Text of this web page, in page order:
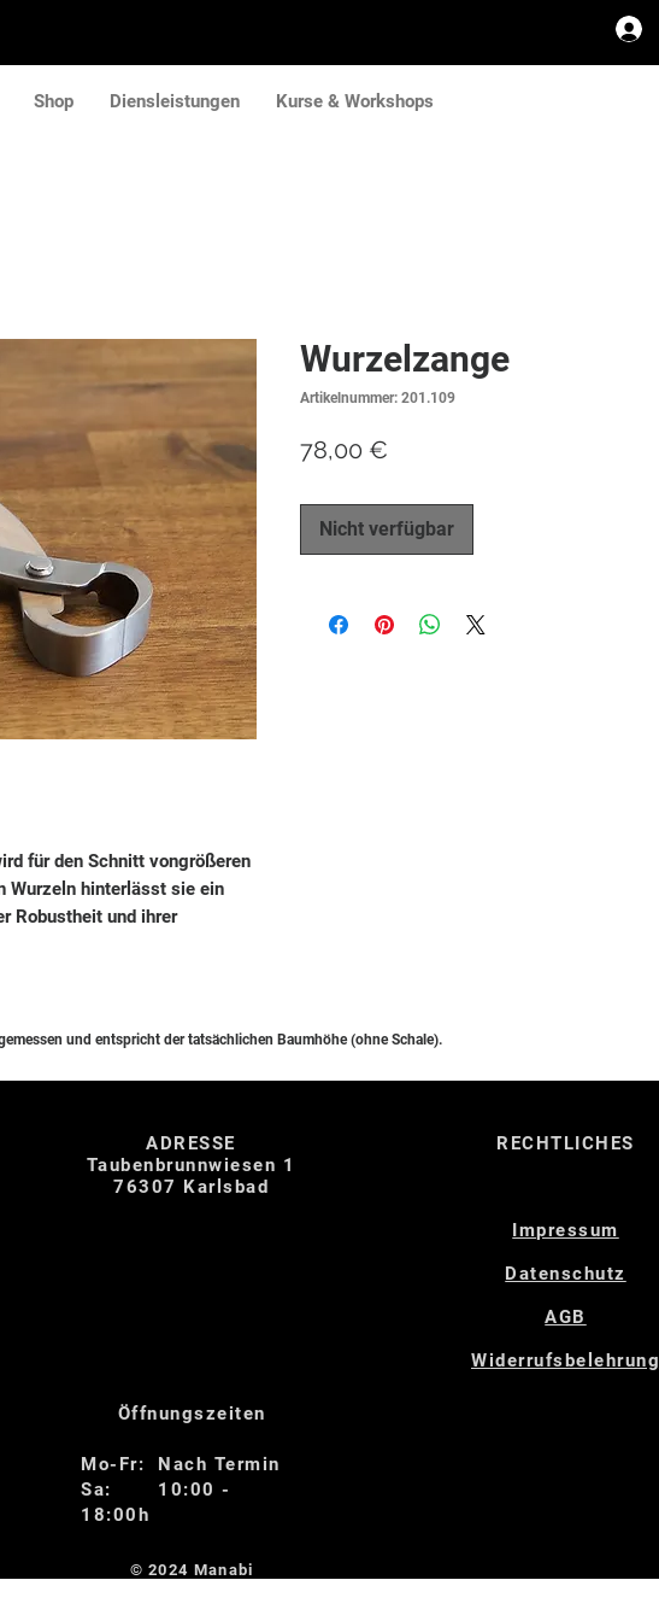
Shop Diensleistungen Kurse & Workshops
für den Schnitt vongrößeren
Wurzeln hinterlässt sie ein
Robustheit und ihrer
Wurzelzange
Artikelnummer: 201.109
78,00 €
Nicht verfügbar
und entspricht der tatsächlichen Baumhöhe (ohne Schale).
ADRESSE
Taubenbrunnwiesen 1
76307 Karlsbad
RECHTLICHES
Impressum
Datenschutz
AGB
Widerrufsbelehrung
Öffnungszeiten
Mo-Fr: Nach Termin
Sa: 10:00 -
18:00h
© 2024 Manabi